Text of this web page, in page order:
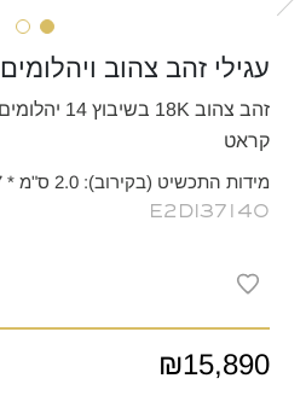
עגילי זהב צהוב ויהלומים Infinito Singular
קראט
מידות התכשיט (בקירוב): 2.0 ס"מ * 1.7 ס"מ
E2DI37140
₪15,890